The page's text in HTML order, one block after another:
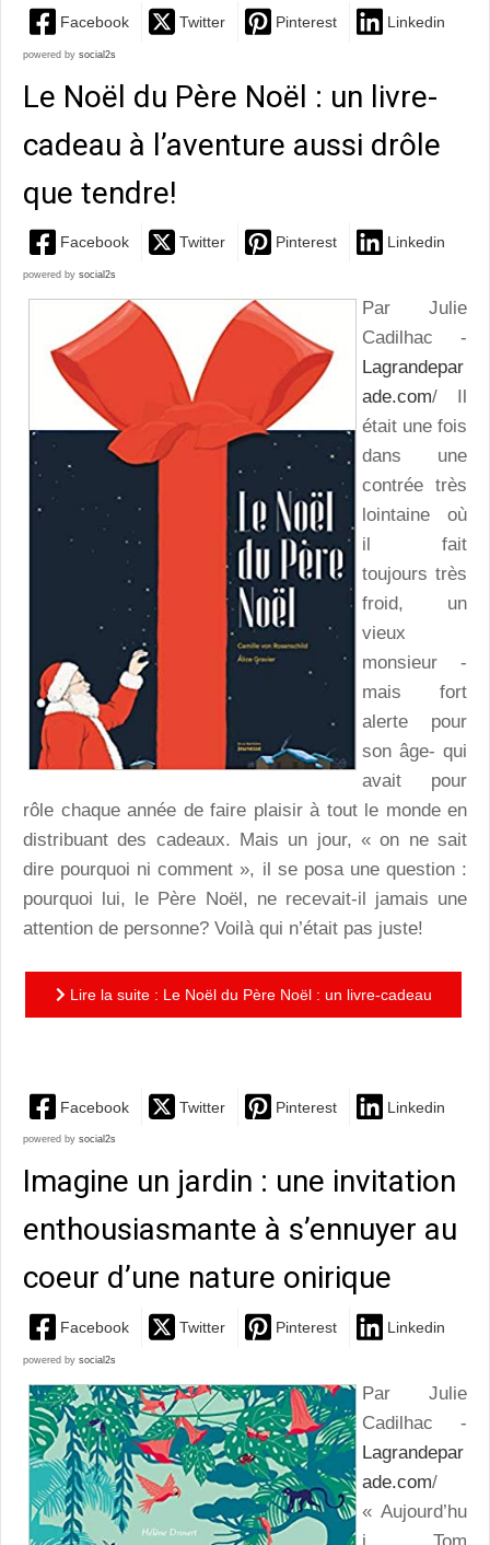
Facebook Twitter Pinterest Linkedin
powered by social2s
Le Noël du Père Noël : un livre-
cadeau à l’aventure aussi drôle
que tendre!
Facebook Twitter Pinterest Linkedin
powered by social2s
Par Julie
Cadilhac -
Lagrandepar
ade.com/ Il
était une fois
dans une
contrée très
lointaine où
il fait
toujours très
froid, un
vieux
monsieur -
mais fort
alerte pour
son âge- qui
avait pour
rôle chaque année de faire plaisir à tout le monde en
distribuant des cadeaux. Mais un jour, « on ne sait
dire pourquoi ni comment », il se posa une question :
pourquoi lui, le Père Noël, ne recevait-il jamais une
attention de personne? Voilà qui n’était pas juste!
Lire la suite : Le Noël du Père Noël : un livre-cadeau
Facebook Twitter Pinterest Linkedin
powered by social2s
Imagine un jardin : une invitation
enthousiasmante à s’ennuyer au
coeur d’une nature onirique
Facebook Twitter Pinterest Linkedin
powered by social2s
Par Julie
Cadilhac -
Lagrandepar
ade.com/
« Aujourd’hu